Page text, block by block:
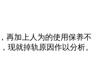
再加上人为的使用保养不
现就掉轨原因作以分析。